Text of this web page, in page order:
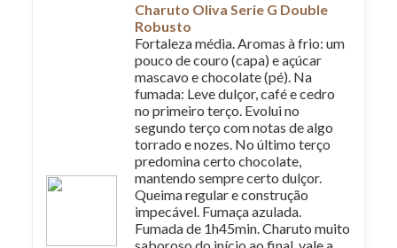
Charuto Oliva Serie G Double
Robusto
Fortaleza média. Aromas à frio: um
pouco de couro (capa) e açúcar
mascavo e chocolate (pé). Na
fumada: Leve dulçor, café e cedro
no primeiro terço. Evolui no
segundo terço com notas de algo
torrado e nozes. No último terço
predomina certo chocolate,
mantendo sempre certo dulçor.
Queima regular e construção
impecável. Fumaça azulada.
Fumada de 1h45min. Charuto muito